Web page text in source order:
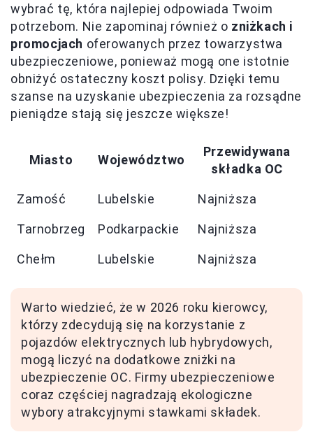
wybrać tę, która najlepiej odpowiada Twoim
potrzebom. Nie zapominaj również o zniżkach i
promocjach oferowanych przez towarzystwa
ubezpieczeniowe, ponieważ mogą one istotnie
obniżyć ostateczny koszt polisy. Dzięki temu
szanse na uzyskanie ubezpieczenia za rozsądne
pieniądze stają się jeszcze większe!
Miasto Województwo
Przewidywana
składka OC
Zamość Lubelskie Najniższa
Tarnobrzeg Podkarpackie Najniższa
Chełm Lubelskie Najniższa
Warto wiedzieć, że w 2026 roku kierowcy,
którzy zdecydują się na korzystanie z
pojazdów elektrycznych lub hybrydowych,
mogą liczyć na dodatkowe zniżki na
ubezpieczenie OC. Firmy ubezpieczeniowe
coraz częściej nagradzają ekologiczne
wybory atrakcyjnymi stawkami składek.